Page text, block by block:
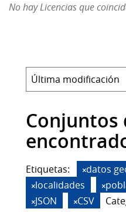
No hay Licencias que
Conjuntos
Etiquetas: datos
localidades
JSON
CSV